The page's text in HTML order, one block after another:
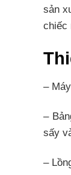
sản
chiếc
–
–
sấy
–